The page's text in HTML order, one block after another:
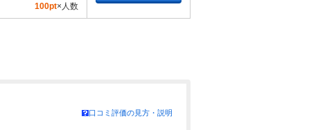
100pt×人数
口コミ評価の見方・説明